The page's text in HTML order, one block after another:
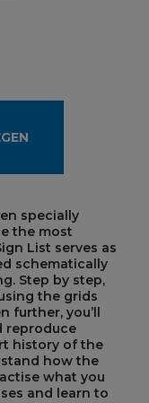
specially
the most
List serves as
schematically
Step by step,
the grids
further, you’ll
reproduce
history of the
how the
what you
and learn to